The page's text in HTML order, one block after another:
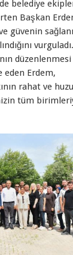
belediye
Başkan
güvenin
eden Erdem,
rahat ve
tüm